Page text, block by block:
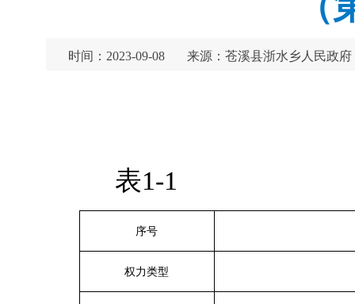
时间：2023-09-08 来源：苍溪县浙水乡人民政府
表1-1
序号
权力类型